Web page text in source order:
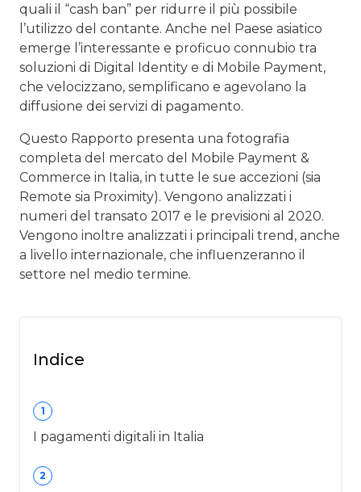
quali il “cash ban” per ridurre il più possibile
l’utilizzo del contante. Anche nel Paese asiatico
emerge l’interessante e proficuo connubio tra
soluzioni di Digital Identity e di Mobile Payment,
che velocizzano, semplificano e agevolano la
diffusione dei servizi di pagamento.
Questo Rapporto presenta una fotografia
completa del mercato del Mobile Payment &
Commerce in Italia, in tutte le sue accezioni (sia
Remote sia Proximity). Vengono analizzati i
numeri del transato 2017 e le pre­visioni al 2020.
Vengono inoltre analizzati i principali trend, anche
a livello internazionale, che influenzeranno il
settore nel medio termine.
Indice
1
I pagamenti digitali in Italia
2